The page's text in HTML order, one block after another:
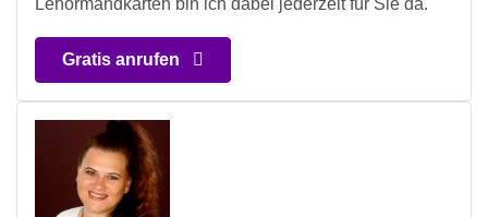
Lenormandkarten bin ich dabei jederzeit für Sie da.
Gratis anrufen